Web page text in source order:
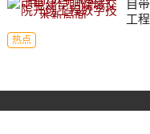
自
工
热点